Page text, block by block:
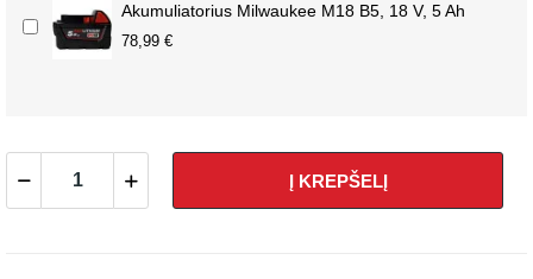
Akumuliatorius Milwaukee M18 B5, 18 V, 5 Ah
78,99 €
Į KREPŠELĮ